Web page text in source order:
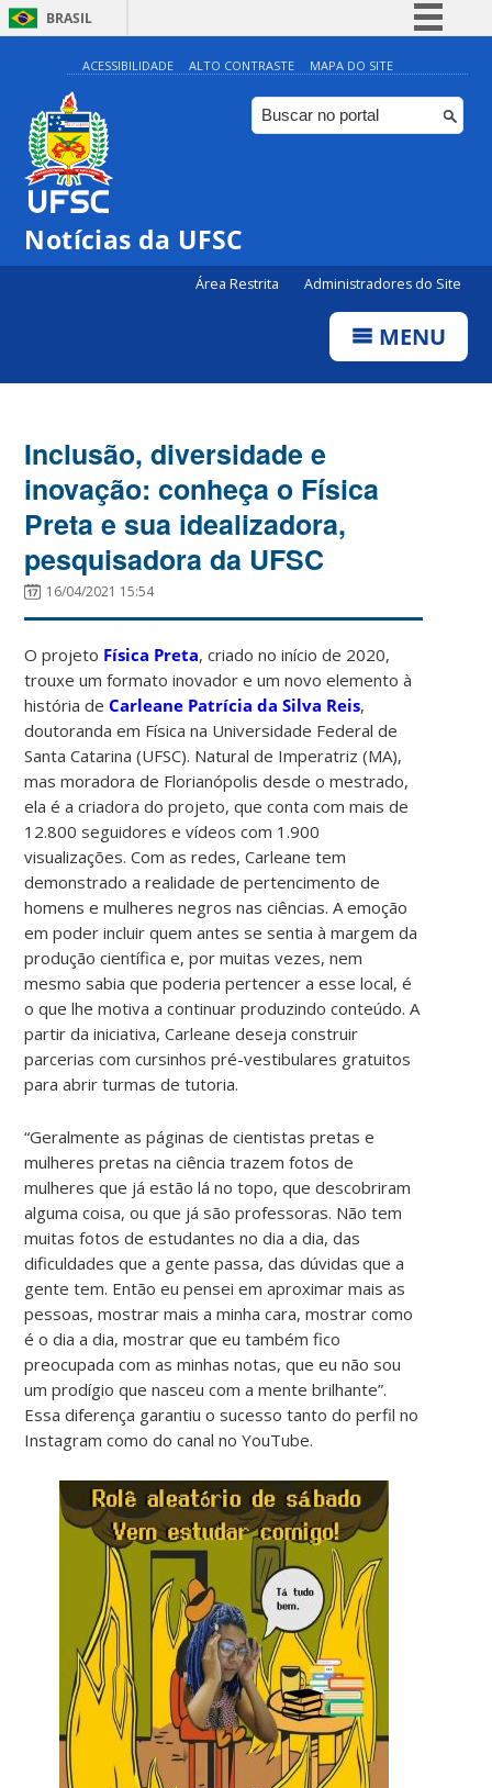
BRASIL
Simplifique!
Comunica BR
Participe
ACESSIBILIDADE ALTO CONTRASTE MAPA DO SITE
Notícias da UFSC
Área Restrita Administradores do Site
MENU
Inclusão, diversidade e
inovação: conheça o Física
Preta e sua idealizadora,
pesquisadora da UFSC
16/04/2021 15:54
O projeto Física Preta, criado no início de 2020,
trouxe um formato inovador e um novo elemento à
história deCarleane Patrícia da Silva Reis,
doutoranda em Física na Universidade Federal de
Santa Catarina (UFSC). Natural de Imperatriz (MA),
mas moradora de Florianópolis desde o mestrado,
ela é a criadora do projeto, que conta com mais de
12.800 seguidores e vídeos com 1.900
visualizações. Com as redes, Carleane tem
demonstrado a realidade de pertencimento de
homens e mulheres negros nas ciências. A emoção
em poder incluir quem antes se sentia à margem da
produção científica e, por muitas vezes, nem
mesmo sabia que poderia pertencer a esse local, é
o que lhe motiva a continuar produzindo conteúdo. A
partir da iniciativa, Carleane deseja construir
parcerias com cursinhos pré-vestibulares gratuitos
para abrir turmas de tutoria.
“Geralmente as páginas de cientistas pretas e
mulheres pretas na ciência trazem fotos de
mulheres que já estão lá no topo, que descobriram
alguma coisa, ou que já são professoras. Não tem
muitas fotos de estudantes no dia a dia, das
dificuldades que a gente passa, das dúvidas que a
gente tem. Então eu pensei em aproximar mais as
pessoas, mostrar mais a minha cara, mostrar como
é o dia a dia, mostrar que eu também fico
preocupada com as minhas notas, que eu não sou
um prodígio que nasceu com a mente brilhante”.
Essa diferença garantiu o sucesso tanto do perfil no
Instagram como do canal no YouTube.